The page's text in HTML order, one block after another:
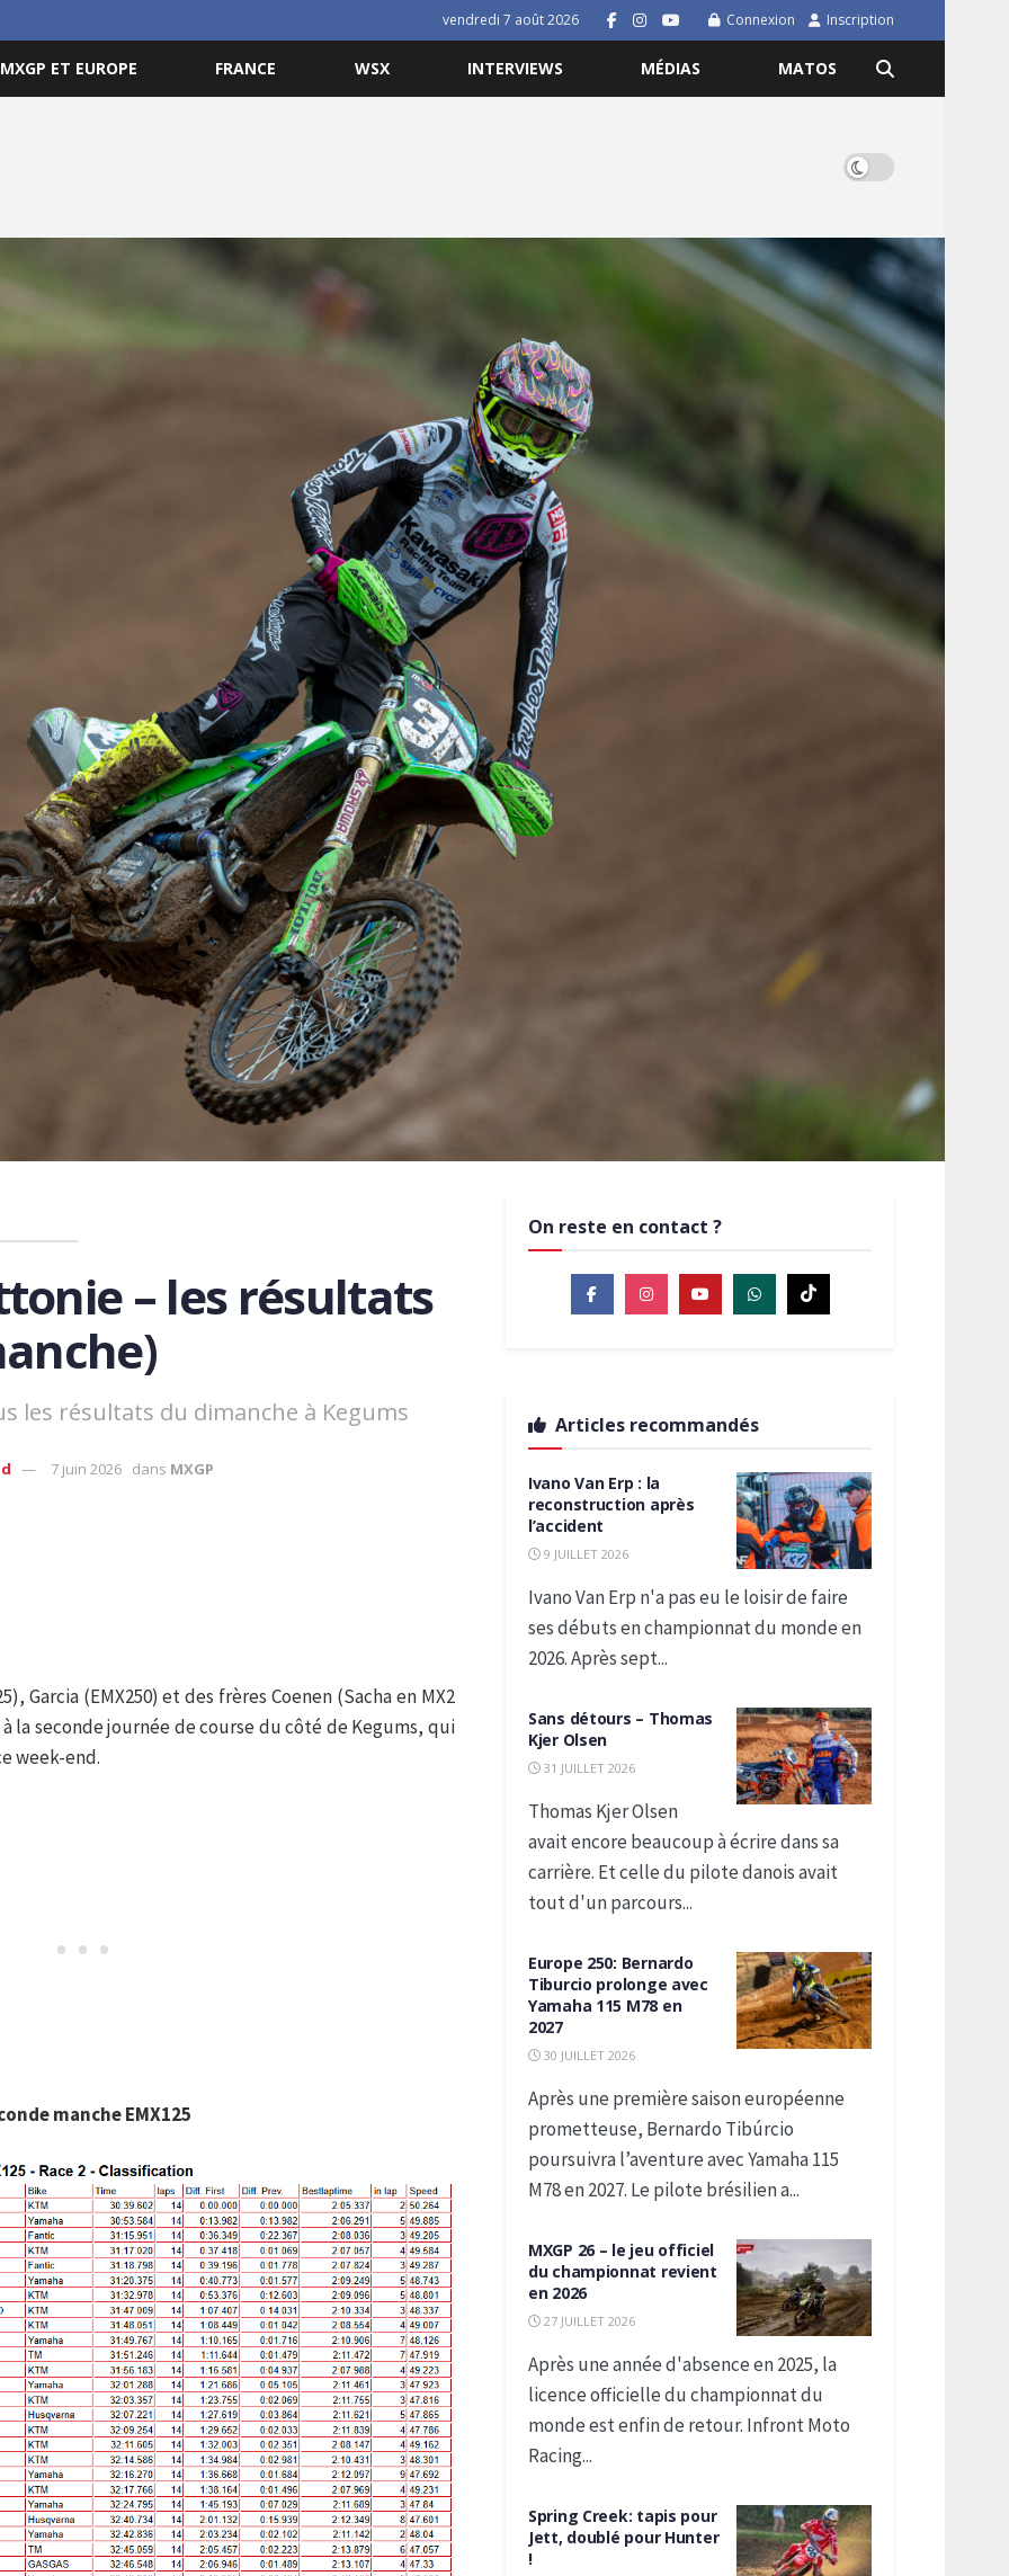
vendredi 7 août 2026 Connexion Inscription
MXGP ET EUROPE FRANCE WSX INTERVIEWS MÉDIAS MATOS
– les résultats
les résultats du dimanche à Kegums
7 juin 2026 dans MXGP
Garcia (EMX250) et des frères Coenen (Sacha en MX2
la seconde journée de course du côté de Kegums, qui
week-end.
manche EMX125
On reste en contact ?
Articles recommandés
Ivano Van Erp : la
reconstruction après
l’accident
9 JUILLET 2026
Ivano Van Erp n'a pas eu le loisir de faire
ses débuts en championnat du monde en
2026. Après sept...
Sans détours – Thomas
Kjer Olsen
31 JUILLET 2026
Thomas Kjer Olsen
avait encore beaucoup à écrire dans sa
carrière. Et celle du pilote danois avait
tout d'un parcours...
Europe 250: Bernardo
Tiburcio prolonge avec
Yamaha 115 M78 en
2027
30 JUILLET 2026
Après une première saison européenne
prometteuse, Bernardo Tibúrcio
poursuivra l’aventure avec Yamaha 115
M78 en 2027. Le pilote brésilien a...
MXGP 26 – le jeu officiel
du championnat revient
en 2026
27 JUILLET 2026
Après une année d'absence en 2025, la
licence officielle du championnat du
monde est enfin de retour. Infront Moto
Racing...
Spring Creek: tapis pour
Jett, doublé pour Hunter
!